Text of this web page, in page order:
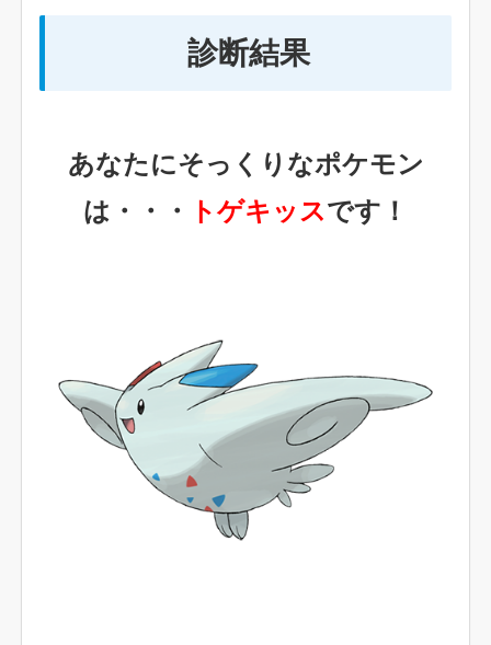
診断結果
あなたにそっくりなポケモン
は・・・
トゲキッスです！